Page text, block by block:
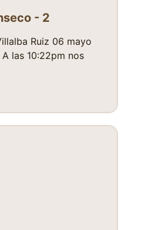
- 2
Ruiz 06 mayo
las 10:22pm nos